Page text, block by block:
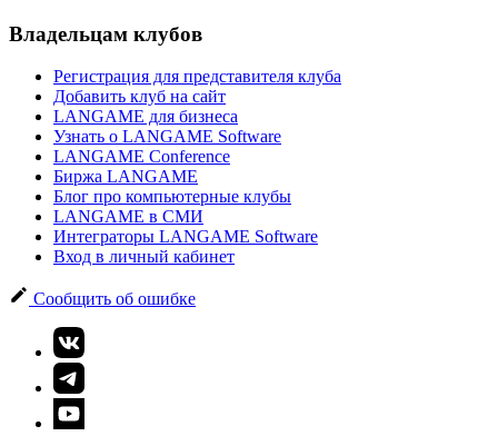
Владельцам клубов
Регистрация для представителя клуба
Добавить клуб на сайт
LANGAME для бизнеса
Узнать о LANGAME Software
LANGAME Conference
Биржа LANGAME
Блог про компьютерные клубы
LANGAME в СМИ
Интеграторы LANGAME Software
Вход в личный кабинет
Сообщить об ошибке